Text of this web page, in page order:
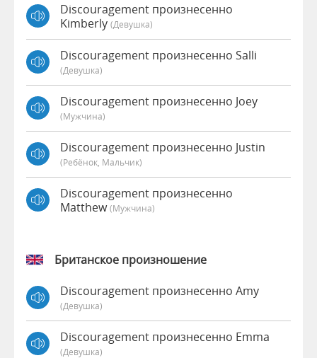
Discouragement произнесенно
Kimberly (девушка)
Discouragement произнесенно Salli
(девушка)
Discouragement произнесенно Joey
(мужчина)
Discouragement произнесенно Justin
(Ребёнок, Мальчик)
Discouragement произнесенно
Matthew(мужчина)
Британское произношение
Discouragement произнесенно Amy
(девушка)
Discouragement произнесенно Emma
(девушка)